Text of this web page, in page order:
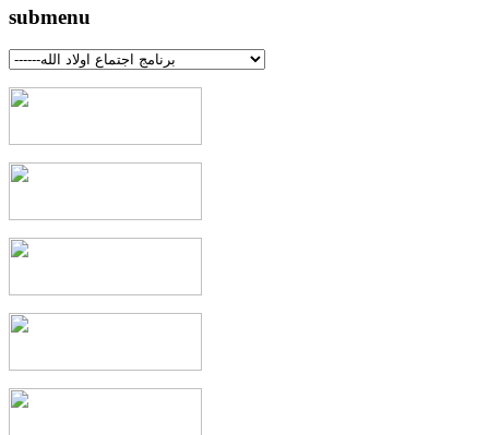
submenu